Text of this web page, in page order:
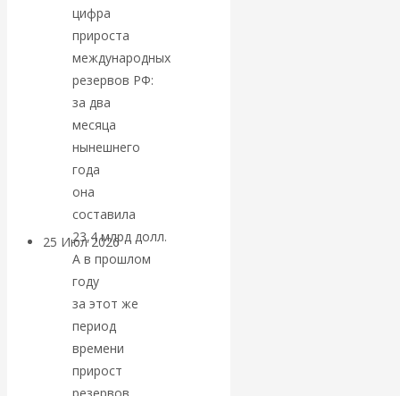
Валентин
КАтасонов.
Может ли
Америка
покинуть НАТО?
25 Июл 2026Комментарии,
интервью и беседы
«Об этом
молчат»:
цифра
прироста
международных
резервов РФ:
за два
месяца
нынешнего
года
она
составила
23,4 млрд долл.
А в прошлом
году
за этот же
период
времени
прирост